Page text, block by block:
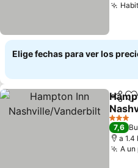
Elige fechas para ver los
3
7,6
a 1.4
A un